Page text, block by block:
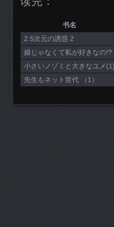
书名
2.5次元の誘惑 2
娘じゃなくて私が好きなの!?
小さいノゾミと大きなユメ(1)
先生もネット世代 （1）